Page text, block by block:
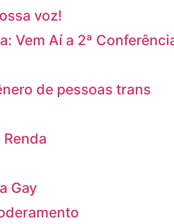
voz!
Vem Aí a 2ª
de pessoas trans
Gay